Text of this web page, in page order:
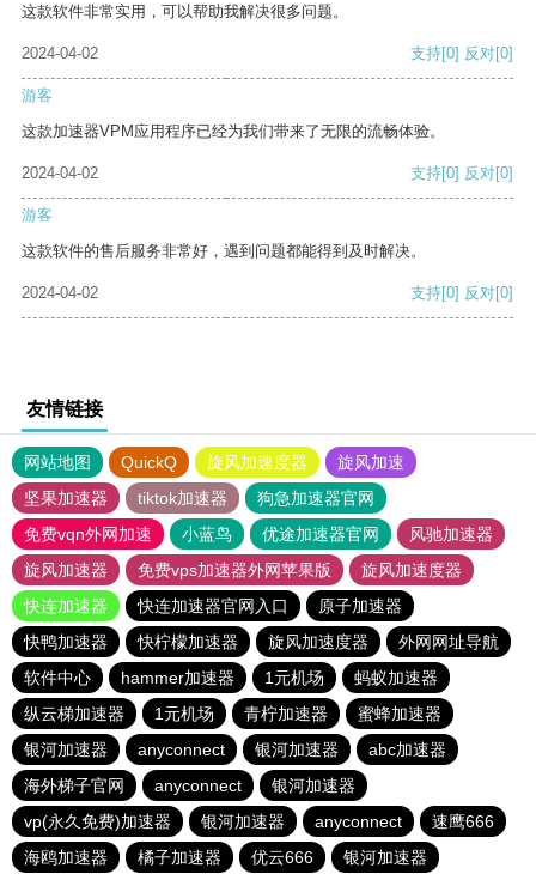
这款软件非常实用，可以帮助我解决很多问题。
2024-04-02 支持[0] 反对[0]
游客
这款加速器VPM应用程序已经为我们带来了无限的流畅体验。
2024-04-02 支持[0] 反对[0]
游客
这款软件的售后服务非常好，遇到问题都能得到及时解决。
2024-04-02 支持[0] 反对[0]
友情链接
网站地图 QuickQ 旋风加速度器
旋风加速
坚果加速器
tiktok加速器
狗急加速器官网
免费vqn外网加速
小蓝鸟 优途加速器官网
风驰加速器
旋风加速器
免费vps加速器外网苹果版
旋风加速度器
快连加速器
快连加速器官网入口
原子加速器
快鸭加速器
快柠檬加速器 旋风加速度器
外网网址导航
软件中心
hammer加速器 1元机场
蚂蚁加速器
纵云梯加速器
1元机场 青柠加速器
蜜蜂加速器
银河加速器
anyconnect 银河加速器
abc加速器
海外梯子官网
anyconnect
银河加速器
vp(永久免费)加速器
银河加速器 anyconnect
速鹰666
海鸥加速器
橘子加速器 优云666 银河加速器